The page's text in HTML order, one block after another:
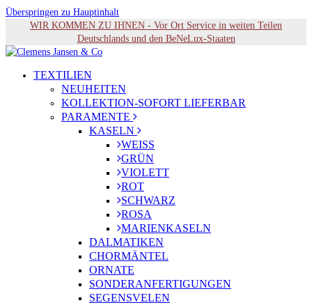
Überspringen zu Hauptinhalt
WIR KOMMEN ZU IHNEN - Vor Ort Service in weiten Teilen
Deutschlands und den BeNeLux-Staaten
TEXTILIEN
NEUHEITEN
KOLLEKTION-SOFORT LIEFERBAR
PARAMENTE
KASELN
WEISS
GRÜN
VIOLETT
ROT
SCHWARZ
ROSA
MARIENKASELN
DALMATIKEN
CHORMÄNTEL
ORNATE
SONDERANFERTIGUNGEN
SEGENSVELEN